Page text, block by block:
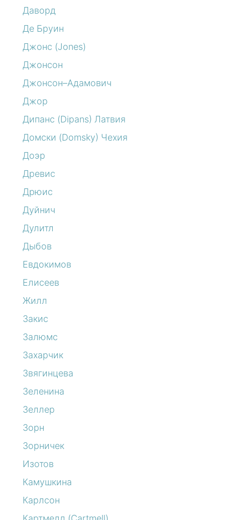
Даворд
Де Бруин
Джонс (Jones)
Джонсон
Джонсон–Адамович
Джор
Дипанс (Dipans) Латвия
Домски (Domsky) Чехия
Доэр
Древис
Дрюис
Дуйнич
Дулитл
Дыбов
Евдокимов
Елисеев
Жилл
Закис
Залюмс
Захарчик
Звягинцева
Зеленина
Зеллер
Зорн
Зорничек
Изотов
Камушкина
Карлсон